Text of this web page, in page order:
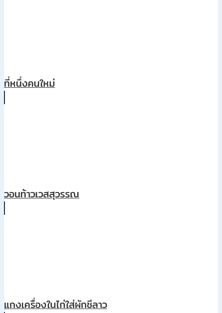
ที่หนึ่งคนใหม่
วอนท้าวเวสสุวรรณ
แกงเครื่องในไก่ใส่ผักชีลาว